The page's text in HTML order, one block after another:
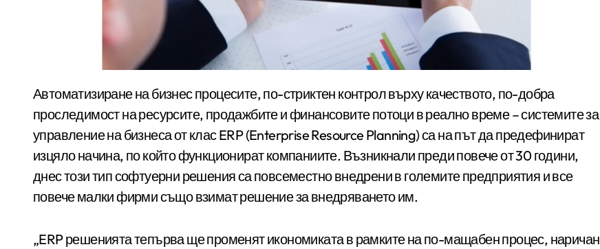
Автоматизиране на бизнес процесите, по-стриктен контрол върху качеството, по-добра
проследимост на ресурсите, продажбите и финансовите потоци в реално време – системите за
управление на бизнеса от клас ERP (Enterprise Resource Planning) са на път да предефинират
изцяло начина, по който функционират компаниите. Възникнали преди повече от 30 години,
днес този тип софтуерни решения са повсеместно внедрени в големите предприятия и все
повече малки фирми също взимат решение за внедряването им.
„ERP решенията тепърва ще променят икономиката в рамките на по-мащабен процес, наричан